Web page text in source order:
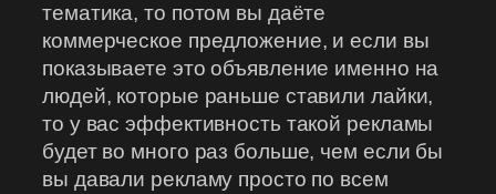
тематика, то потом вы даёте
коммерческое предложение, и если вы
показываете это объявление именно на
людей, которые раньше ставили лайки,
то у вас эффективность такой рекламы
будет во много раз больше, чем если бы
вы давали рекламу просто по всем